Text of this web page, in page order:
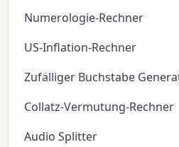
Numerologie-Rechner
US-Inflation-Rechner
Zufälliger Buchstabe
Collatz-Vermutung-Rechner
Audio Splitter